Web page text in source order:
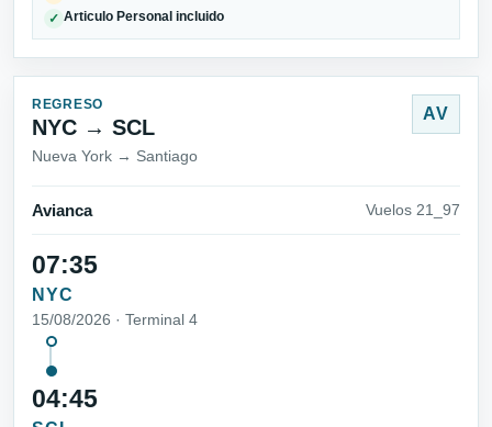
✓ Articulo Personal incluido
REGRESO
NYC → SCL
Nueva York → Santiago
AV
Avianca Vuelos 21_97
07:35
NYC
15/08/2026 · Terminal 4
04:45